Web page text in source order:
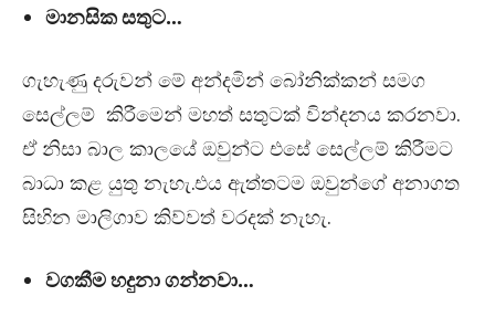
මානසික සතුට…
ගැහැණු දරුවන් මේ අන්දමින් බෝනික්කන් සමග
සෙල්ලම් කිරීමෙන් මහත් සතුටක් වින්දනය කරනවා.
ඒ නිසා බාල කාලයේ ඔවුන්ට එසේ සෙල්ලම් කිරීමට
බාධා කළ යුතු නැහැ.එය ඇත්තටම ඔවුන්ගේ අනාගත
සිහින මාලිගාව කිව්වත් වරදක් නැහැ.
වගකීම හදුනා ගන්නවා…